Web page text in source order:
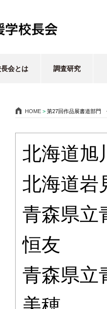
会とは 調査研究
HOME > 第27回作品展書道部門
北海道
北海道
青森県
恒友
青森県